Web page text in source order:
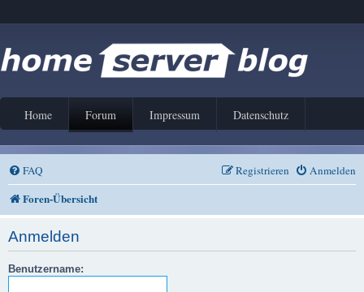
Home Forum Impressum Datenschutz
FAQ Anmelden
Registrieren
Foren-Übersicht
Anmelden
Benutzername: